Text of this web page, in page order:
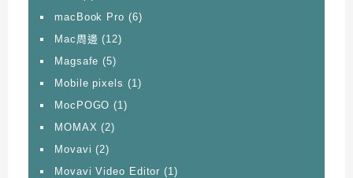
macBook Pro (6)
Mac周邊 (12)
Magsafe (5)
Mobile pixels (1)
MocPOGO (1)
MOMAX (2)
Movavi (2)
Movavi Video Editor (1)